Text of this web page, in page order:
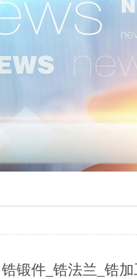
锆锻件_锆法兰_锆